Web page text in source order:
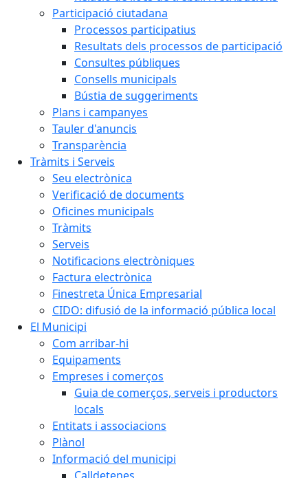
Participació ciutadana
Processos participatius
Resultats dels processos de participació
Consultes públiques
Consells municipals
Bústia de suggeriments
Plans i campanyes
Tauler d'anuncis
Transparència
Tràmits i Serveis
Seu electrònica
Verificació de documents
Oficines municipals
Tràmits
Serveis
Notificacions electròniques
Factura electrònica
Finestreta Única Empresarial
CIDO: difusió de la informació pública local
El Municipi
Com arribar-hi
Equipaments
Empreses i comerços
Guia de comerços, serveis i productors
locals
Entitats i associacions
Plànol
Informació del municipi